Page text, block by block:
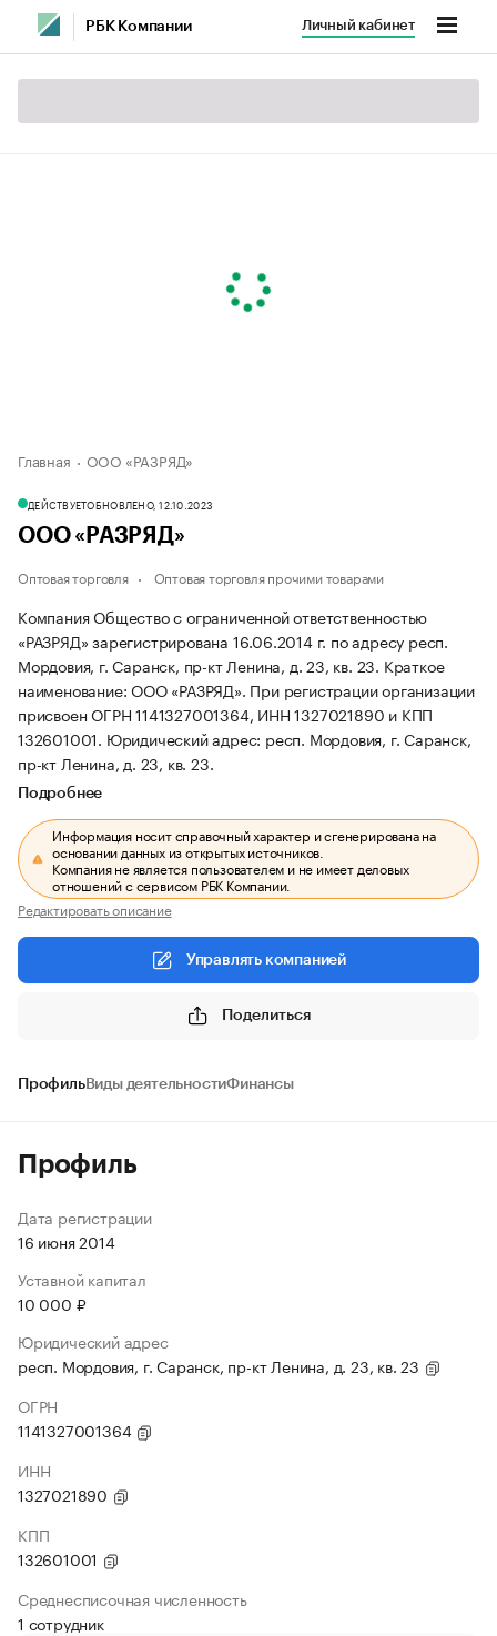
РБК Компании Личный кабинет
Главная ООО «РАЗРЯД»
ДЕЙСТВУЕТОБНОВЛЕНО, 12.10.2023
ООО «РАЗРЯД»
Оптовая торговля Оптовая торговля прочими товарами
Компания Общество с ограниченной ответственностью
«РАЗРЯД» зарегистрирована 16.06.2014 г. по адресу респ.
Мордовия, г. Саранск, пр-кт Ленина, д. 23, кв. 23. Краткое
наименование: ООО «РАЗРЯД». При регистрации организации
присвоен ОГРН 1141327001364, ИНН 1327021890 и КПП
132601001. Юридический адрес: респ. Мордовия, г. Саранск,
пр-кт Ленина, д. 23, кв. 23.
Подробнее
Информация носит справочный характер и сгенерирована на
основании данных из открытых источников.
Компания не является пользователем и не имеет деловых
отношений с сервисом РБК Компании.
Редактировать описание
Управлять компанией
Поделиться
ПрофильВиды деятельностиФинансы
Профиль
Дата регистрации
16 июня 2014
Уставной капитал
10 000 ₽
Юридический адрес
респ. Мордовия, г. Саранск, пр-кт Ленина, д. 23, кв. 23
ОГРН
1141327001364
ИНН
1327021890
КПП
132601001
Среднесписочная численность
1 сотрудник